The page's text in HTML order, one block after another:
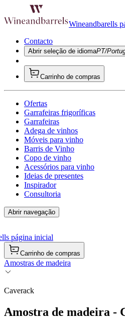
Wineandbarells
Contacto
Abrir seleção de idiomaPT/
Carrinho de compras
Ofertas
Garrafeiras frigoríficas
Garrafeiras
Adega de vinhos
Móveis para vinho
Barris de Vinho
Copo de vinho
Acessórios para vinho
Ideias de presentes
Inspirador
Consultoria
Abrir navegação
página inicial
Carrinho de compras
Amostras de madeira
Caverack
Amostra de madeira -